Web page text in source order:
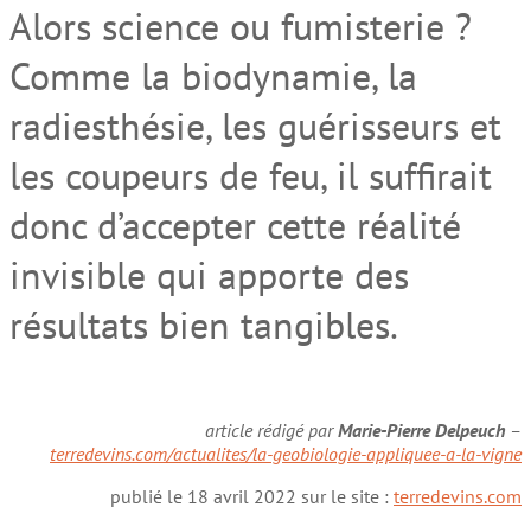
Alors science ou fumisterie ?
Comme la biodynamie, la
radiesthésie, les guérisseurs et
les coupeurs de feu, il suffirait
donc d’accepter cette réalité
invisible qui apporte des
résultats bien tangibles.
article rédigé parMarie-Pierre Delpeuch –
terredevins.com/actualites/la-geobiologie-appliquee-a-la-vigne
publié le 18 avril 2022 sur le site : terredevins.com